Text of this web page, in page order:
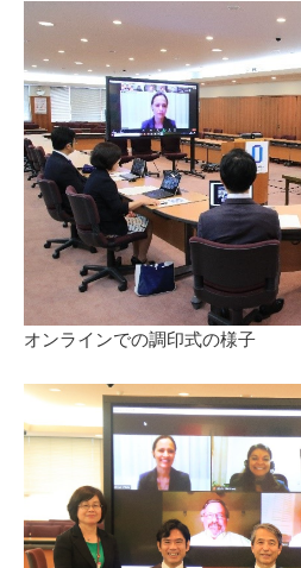
オンラインでの調印式の様子